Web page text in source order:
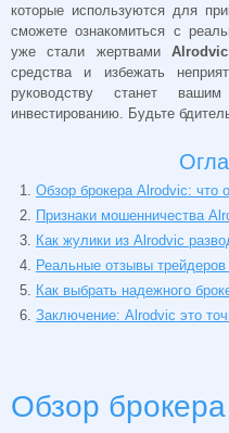
которые используются для
сможете ознакомиться с
уже стали жертвамиAlrodvic
средства и избежать
руководству станет
инвестированию. Будьте
Обзор брокера Alrodvic: что
Признаки мошенничества
Как жулики из Alrodvic
Реальные отзывы
Как выбрать надежного
Заключение: Alrodvic это
Обзор